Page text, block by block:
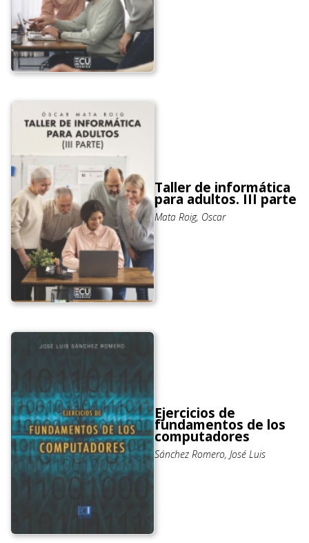
Taller de informática
para adultos. III parte
Mata Roig, Oscar
Ejercicios de
fundamentos de los
computadores
Sánchez Romero, José Luis